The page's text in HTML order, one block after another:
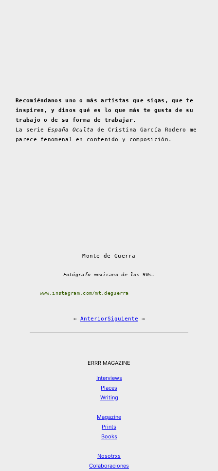
Recomiéndanos uno o más artistas que sigas, que te
inspiren, y dinos qué es lo que más te gusta de su
trabajo o de su forma de trabajar.
La serie España Oculta
de Cristina García Rodero me
parece fenomenal en contenido y composición.
Monte de Guerra
Fotógrafo mexicano de los 90s.
www.instagram.com/mt.deguerra
← AnteriorSiguiente →
ERRR MAGAZINE
Interviews
Places
Writing
Magazine
Prints
Books
Nosotrxs
Colaboraciones